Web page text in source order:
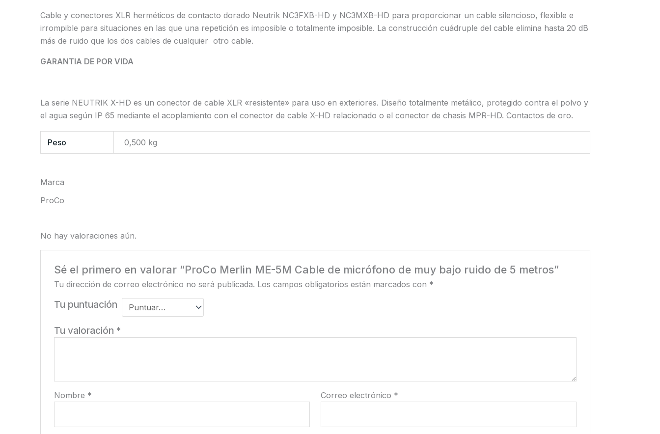
Cable y conectores XLR herméticos de contacto dorado Neutrik NC3FXB-HD y NC3MXB-HD para proporcionar un cable silencioso, flexible e
irrompible para situaciones en las que una repetición es imposible o totalmente imposible. La construcción cuádruple del cable elimina hasta 20 dB
más de ruido que los dos cables de cualquier otro cable.
GARANTIA DE POR VIDA
La serie NEUTRIK X-HD es un conector de cable XLR «resistente» para uso en exteriores. Diseño totalmente metálico, protegido contra el polvo y
el agua según IP 65 mediante el acoplamiento con el conector de cable X-HD relacionado o el conector de chasis MPR-HD. Contactos de oro.
Peso 0,500 kg
Marca
ProCo
No hay valoraciones aún.
Sé el primero en valorar “ProCo Merlin ME-5M Cable de micrófono de muy bajo ruido de 5 metros”
Tu dirección de correo electrónico no será publicada. Los campos obligatorios están marcados con *
Tu puntuación
Tu valoración *
Nombre * Correo electrónico *